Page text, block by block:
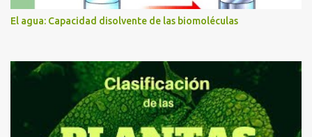
El agua: Capacidad disolvente de las biomoléculas